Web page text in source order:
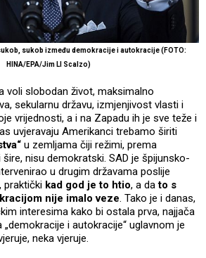
sukob između demokracije i autokracije (FOTO:
HINA/EPA/Jim Ll Scalzo)
voli slobodan život, maksimalno
sekularnu državu, izmjenjivost vlasti i
vrijednosti, a i na Zapadu ih je sve teže i
uvjeravaju Amerikanci trebamo širiti
u zemljama čiji režimi, prema
nisu demokratski. SAD je špijunsko-
u drugim državama poslije
praktički kad god je to htio, a dato s
nije imalo veze. Tako je i danas,
interesima kako bi ostala prva, najjača
i autokracije“ uglavnom je
neka vjeruje.